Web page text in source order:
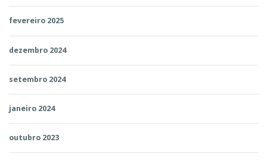
fevereiro 2025
dezembro 2024
setembro 2024
janeiro 2024
outubro 2023